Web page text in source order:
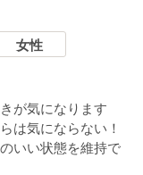
女性
が気になります
は気にならない！
いい状態を維持で